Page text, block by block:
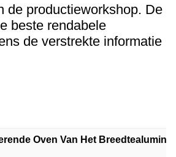
de productieworkshop. De
beste rendabele
de verstrekte informatie
Oven Van Het